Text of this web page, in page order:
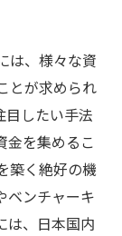
は、様々な資
とが求められ
目したい手法
金を集めるこ
築く絶好の機
ベンチャーキ
は、日本国内